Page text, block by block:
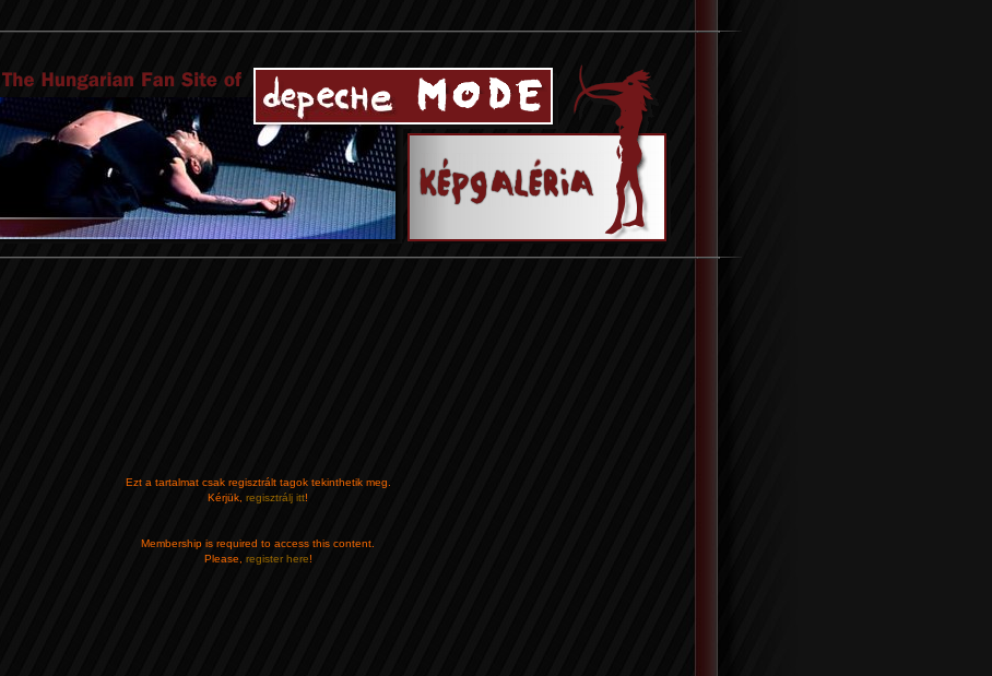
Ezt a tartalmat csak regisztrált tagok tekinthetik meg.
Kérjük, regisztrálj itt!
Membership is required to access this content.
Please, register here!